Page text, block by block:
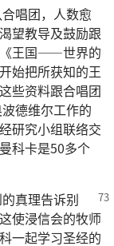
唱团，人数愈
望教导及鼓励跟
《王国——世界的
始把所获知的王
些资料跟合唱团
德维尔工作的
研究小组联络交
科卡是50多个
真理告诉别
使浸信会的牧师
一起学习圣经的